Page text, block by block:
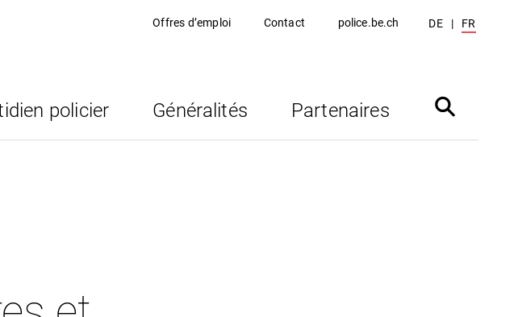
Offres d’emploi Contact police.be.ch DE FR
policier Généralités Partenaires